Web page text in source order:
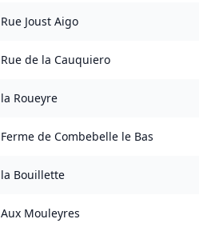
Rue Joust Aigo
Rue de la Cauquiero
la Roueyre
Ferme de Combebelle le Bas
la Bouillette
Aux Mouleyres